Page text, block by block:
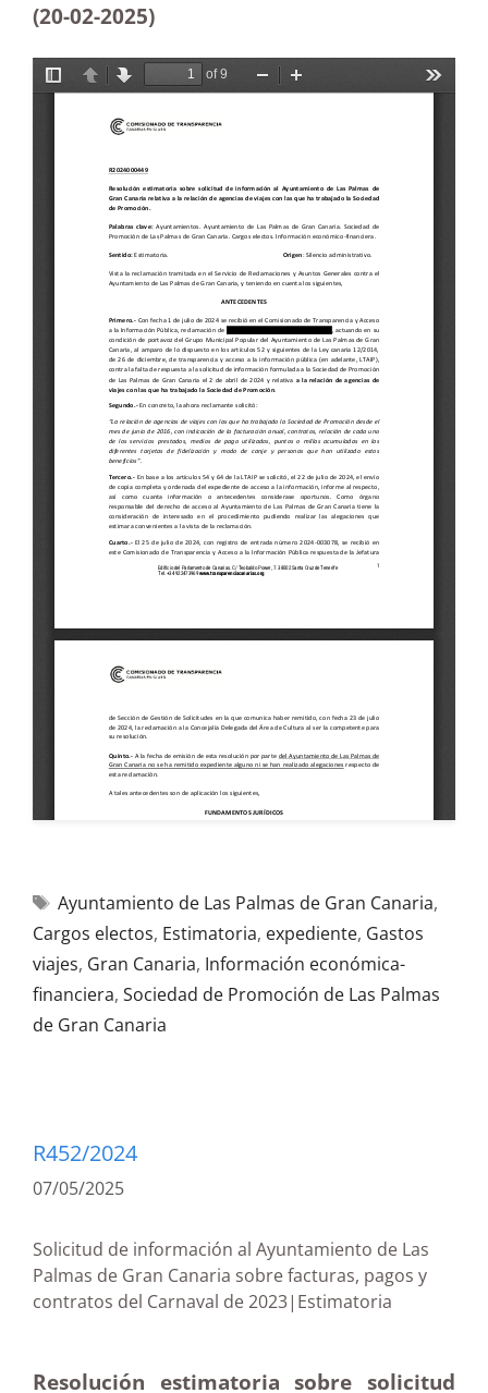
(20-02-2025)
Ayuntamiento de Las Palmas de Gran Canaria,
Cargos electos, Estimatoria, expediente, Gastos
viajes, Gran Canaria, Información económica-
financiera, Sociedad de Promoción de Las Palmas
de Gran Canaria
R452/2024
07/05/2025
Solicitud de información al Ayuntamiento de Las
Palmas de Gran Canaria sobre facturas, pagos y
contratos del Carnaval de 2023|Estimatoria
Resolución estimatoria sobre solicitud